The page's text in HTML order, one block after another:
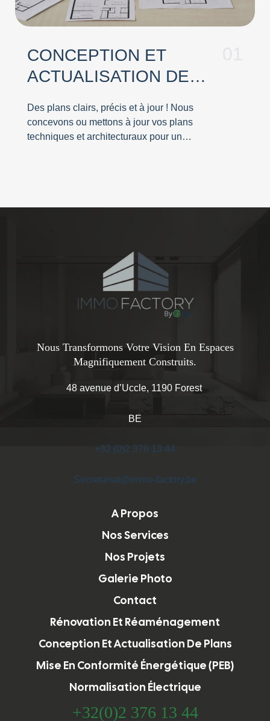
CONCEPTION ET
ACTUALISATION DE
Des plans clairs, précis et à jour ! Nous
concevons ou mettons à jour vos plans
techniques et architecturaux pour un
Nous Transformons Votre Vision En Espaces
Magnifiquement Construits.
48 avenue d’Uccle, 1190 Forest
BE
+32 (0)2 376 13 44
Secretariat@immo-factory.be
A Propos
Nos Services
Nos Projets
Galerie Photo
Contact
Rénovation Et Réaménagement
Conception Et Actualisation De Plans
Mise En Conformité Énergétique (PEB)
Normalisation Électrique
+32(0)2 376 13 44